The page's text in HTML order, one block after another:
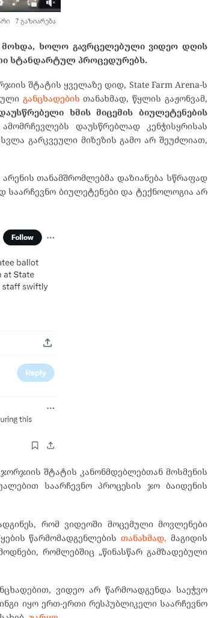
მოხდა, ხოლო გავრცელებული ვიდეო დღის
სტანდარტულ პროცედურებს.
შტატის ყველაზე დიდ, State Farm Arena-ს
განცხადების თანახმად, წყლის გაჟონვამ,
ხმის მიცემის ბიულეტენების
დაუსწრებლად კენჭისყრისას
გარკვეული მიზეზის გამო არ შეუძლიათ,
თანამშრომლებმა დაზიანება სწრაფად
საარჩევნო ბიულეტენები და ტექნოლოგია არ
შტატის კანონმდებლებთან მოსმენის
საარჩევნო პროცესის ჯო ბაიდენის
რომ ვიდეოში მოცემული მოვლენები
წარმომადგენლებისთანახმად, მაგიდის
რომლებშიც „წინასწარ გამზადებული
ვიდეო არ წარმოადგენდა საეჭვო
იყო ერთ-ერთი რესპუბლიკელი საარჩევნო